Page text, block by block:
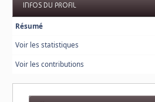
INFOS DU PROFIL
Résumé
Voir les statistiques
Voir les contributions